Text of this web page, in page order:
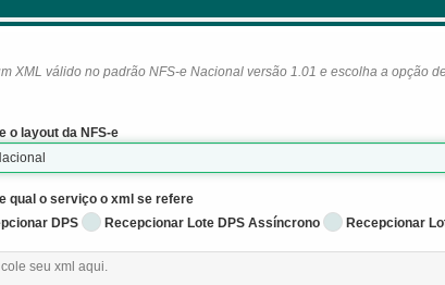
XML válido no padrão NFS-e Nacional versão 1.01 e escolha a opção
o layout da NFS-e
qual o serviço o xml se refere
DPS
Recepcionar Lote DPS Assíncrono Recepcionar